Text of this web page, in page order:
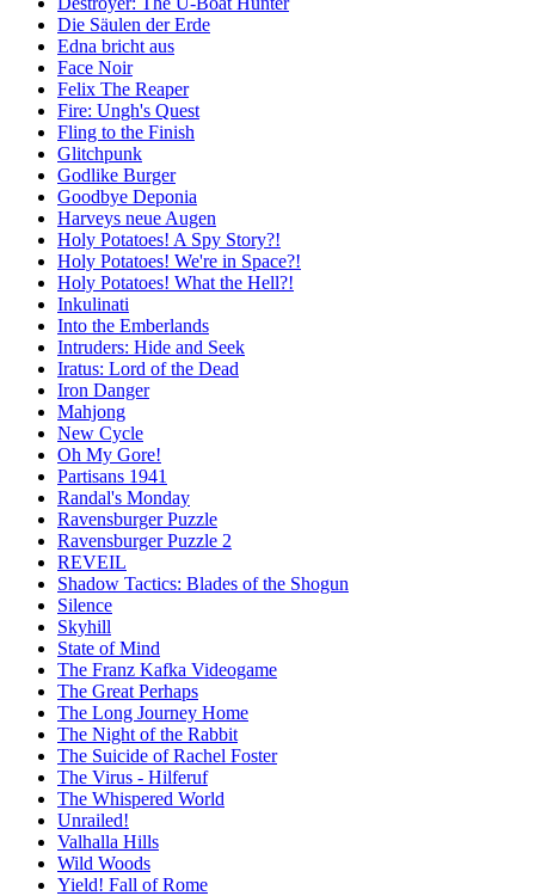
Die Säulen der Erde
Edna bricht aus
Face Noir
Felix The Reaper
Fire: Ungh's Quest
Fling to the Finish
Glitchpunk
Godlike Burger
Goodbye Deponia
Harveys neue Augen
Holy Potatoes! A Spy Story?!
Holy Potatoes! We're in Space?!
Holy Potatoes! What the Hell?!
Inkulinati
Into the Emberlands
Intruders: Hide and Seek
Iratus: Lord of the Dead
Iron Danger
Mahjong
New Cycle
Oh My Gore!
Partisans 1941
Randal's Monday
Ravensburger Puzzle
Ravensburger Puzzle 2
REVEIL
Shadow Tactics: Blades of the Shogun
Silence
Skyhill
State of Mind
The Franz Kafka Videogame
The Great Perhaps
The Long Journey Home
The Night of the Rabbit
The Suicide of Rachel Foster
The Virus - Hilferuf
The Whispered World
Unrailed!
Valhalla Hills
Wild Woods
Yield! Fall of Rome